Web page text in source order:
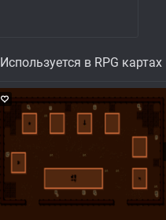
Используется в RPG картах